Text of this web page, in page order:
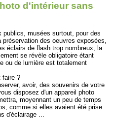
d'intérieur sans
publics, musées surtout, pour des
des oeuvres exposées,
éclairs de flash trop nombreux, la
se révèle obligatoire étant
ou de lumière est totalement
faire ?
avoir, des souvenirs de votre
disposez d'un appareil photo
moyennant un peu de temps
comme si elles avaient été prise
d'éclairage ...